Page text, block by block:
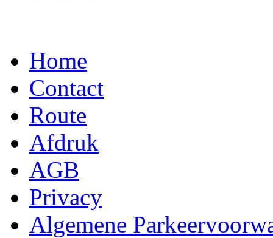
Home
Contact
Route
Afdruk
AGB
Privacy
Algemene